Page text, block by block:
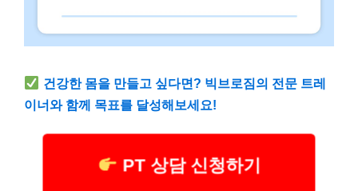
건강한 몸을 만들고 싶다면? 빅브로짐의 전문 트레
이너와 함께 목표를 달성해보세요!
PT 상담 신청하기